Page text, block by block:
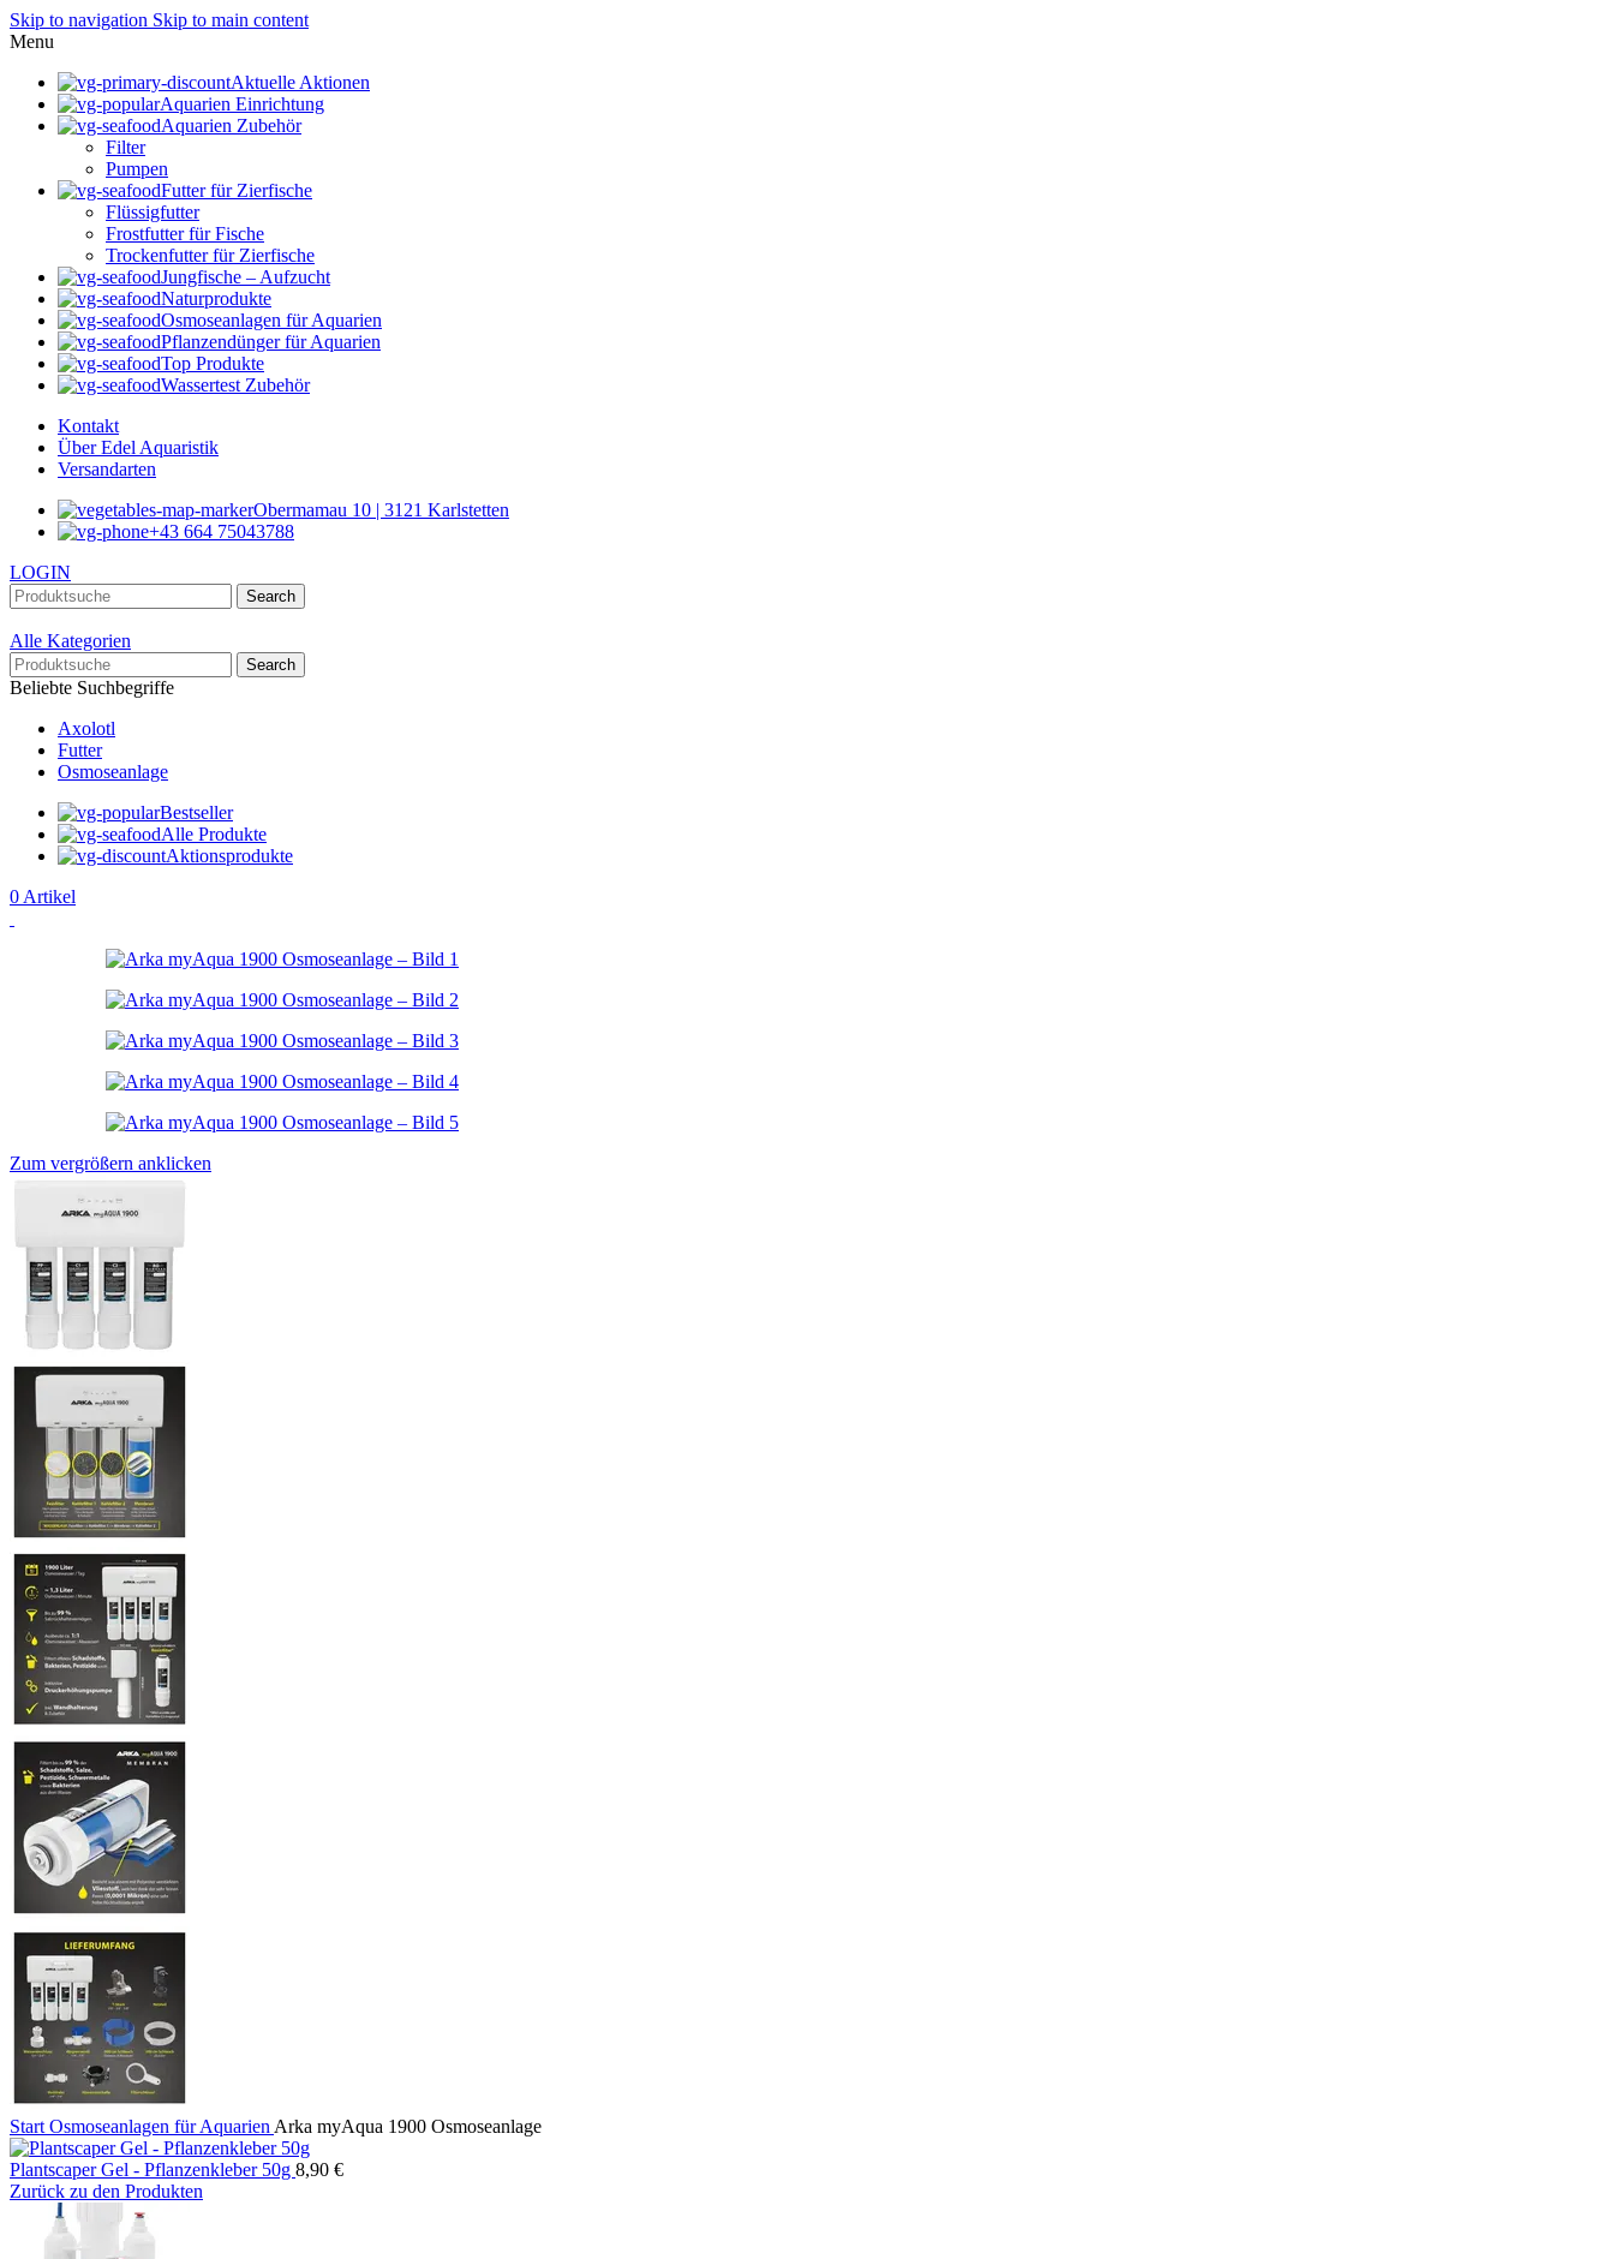
Skip to navigation Skip to main content
Menu
Aktuelle Aktionen
Aquarien Einrichtung
Aquarien Zubehör
Filter
Pumpen
Futter für Zierfische
Flüssigfutter
Frostfutter für Fische
Trockenfutter für Zierfische
Jungfische – Aufzucht
Naturprodukte
Osmoseanlagen für Aquarien
Pflanzendünger für Aquarien
Top Produkte
Wassertest Zubehör
Kontakt
Über Edel Aquaristik
Versandarten
Obermamau 10 | 3121 Karlstetten
+43 664 75043788
LOGIN
Search
Alle Kategorien
Search
Beliebte Suchbegriffe
Axolotl
Futter
Osmoseanlage
Bestseller
Alle Produkte
Aktionsprodukte
0 Artikel
Zum vergrößern anklicken
Start Osmoseanlagen für Aquarien Arka myAqua 1900 Osmoseanlage
Plantscaper Gel - Pflanzenkleber 50g 8,90 €
Zurück zu den Produkten